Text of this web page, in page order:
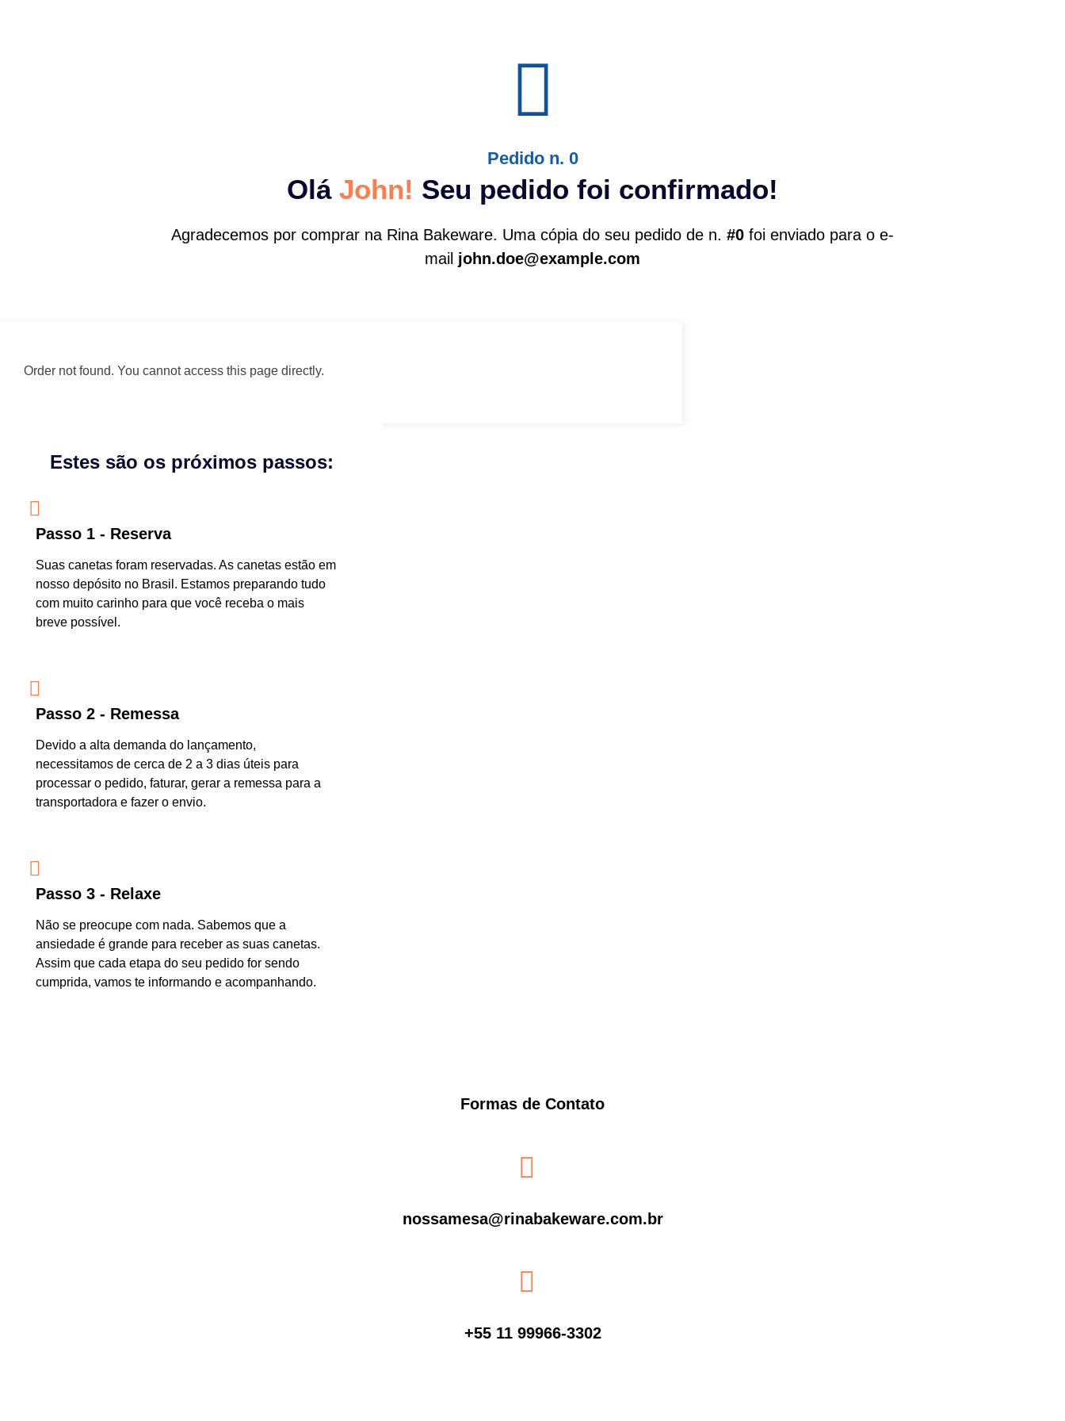
Pedido n. 0
Olá John! Seu pedido foi confirmado!
Agradecemos por comprar na Rina Bakeware. Uma cópia do seu pedido de n. #0 foi enviado para o e-
mail john.doe@example.com
Order not found. You cannot access this page directly.
Estes são os próximos passos:
Passo 1 - Reserva
Suas canetas foram reservadas. As canetas estão em
nosso depósito no Brasil. Estamos preparando tudo
com muito carinho para que você receba o mais
breve possível.
Passo 2 - Remessa
Devido a alta demanda do lançamento,
necessitamos de cerca de 2 a 3 dias úteis para
processar o pedido, faturar, gerar a remessa para a
transportadora e fazer o envio.
Passo 3 - Relaxe
Não se preocupe com nada. Sabemos que a
ansiedade é grande para receber as suas canetas.
Assim que cada etapa do seu pedido for sendo
cumprida, vamos te informando e acompanhando.
Formas de Contato
nossamesa@rinabakeware.com.br​
+55 11 99966-3302